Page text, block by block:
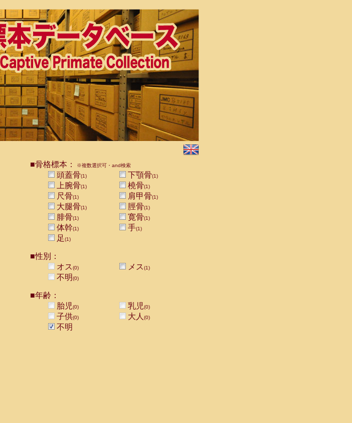
■骨格標本： ※複数選択可・and検索
頭蓋骨(1) 下顎骨(1)
上腕骨(1) 橈骨(1)
尺骨(1) 肩甲骨(1)
大腿骨(1) 脛骨(1)
腓骨(1) 寛骨(1)
体幹(1) 手(1)
足(1)
■性別：
オス(0) メス(1)
不明(0)
■年齢：
胎児(0) 乳児(0)
子供(0) 大人 (0)
不明